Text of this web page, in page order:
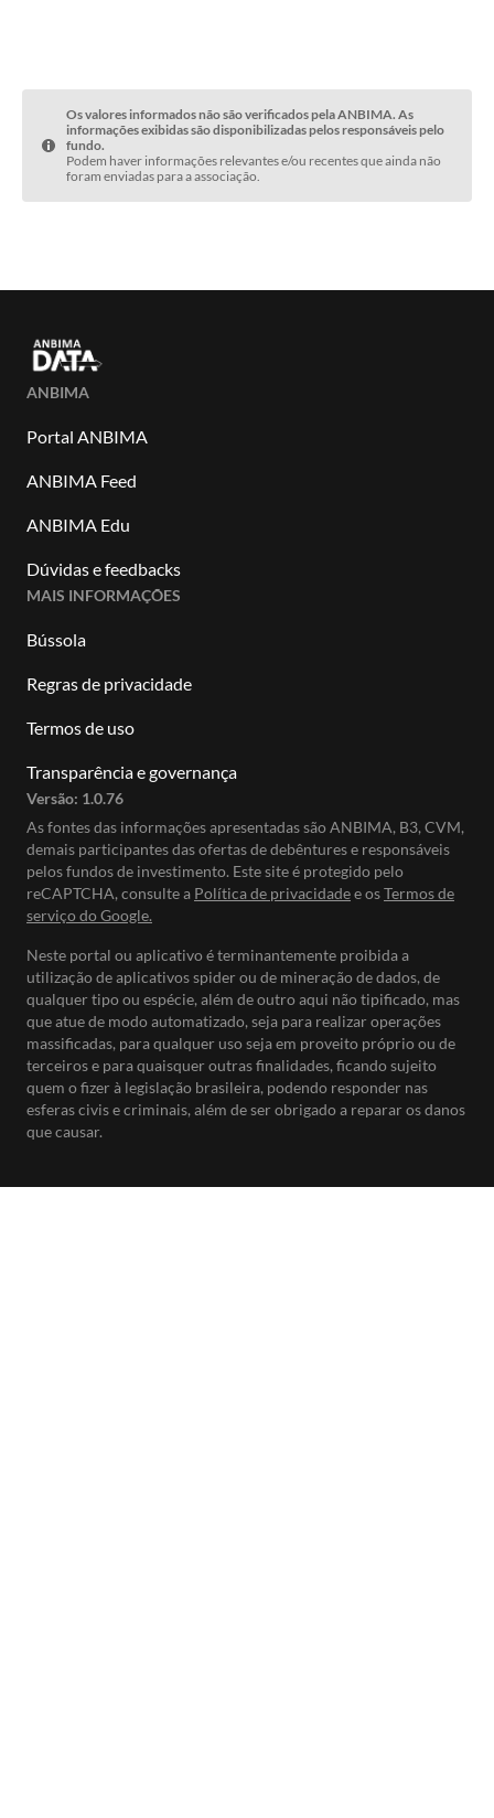
Os valores informados não são verificados pela ANBIMA. As
informações exibidas são disponibilizadas pelos responsáveis pelo
fundo.
Podem haver informações relevantes e/ou recentes que ainda não
foram enviadas para a associação.
ANBIMA
Portal ANBIMA
ANBIMA Feed
ANBIMA Edu
Dúvidas e feedbacks
MAIS INFORMAÇÕES
Bússola
Regras de privacidade
Termos de uso
Transparência e governança
Versão: 1.0.76
As fontes das informações apresentadas são ANBIMA, B3, CVM,
demais participantes das ofertas de debêntures e responsáveis
pelos fundos de investimento. Este site é protegido pelo
reCAPTCHA, consulte a Política de privacidadee osTermos de
serviço do Google.
Neste portal ou aplicativo é terminantemente proibida a
utilização de aplicativos spider ou de mineração de dados, de
qualquer tipo ou espécie, além de outro aqui não tipificado, mas
que atue de modo automatizado, seja para realizar operações
massificadas, para qualquer uso seja em proveito próprio ou de
terceiros e para quaisquer outras finalidades, ficando sujeito
quem o fizer à legislação brasileira, podendo responder nas
esferas civis e criminais, além de ser obrigado a reparar os danos
que causar.